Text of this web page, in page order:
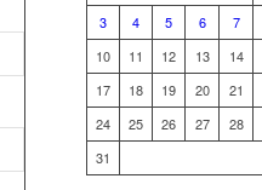
3
4 5 6 7
10
11 12 13 14
17
18 19 20 21
24
25 26 27 28
31